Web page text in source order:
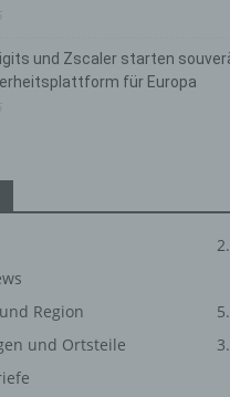
und Zscaler starten
für Europa
Region
und Ortsteile